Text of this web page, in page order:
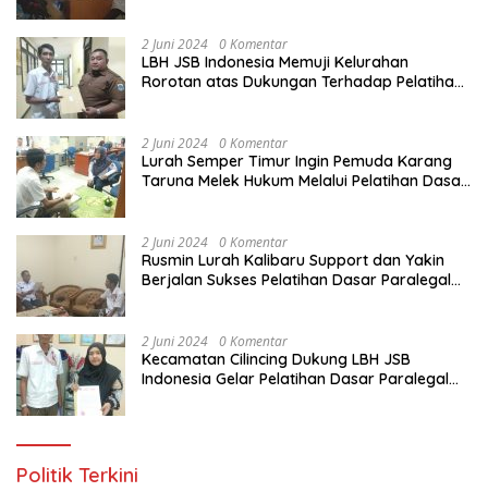
2 Juni 2024 0 Komentar
LBH JSB Indonesia Memuji Kelurahan
Rorotan atas Dukungan Terhadap Pelatihan
2 Juni 2024 0 Komentar
Lurah Semper Timur Ingin Pemuda Karang
Taruna Melek Hukum Melalui Pelatihan Dasar
2 Juni 2024 0 Komentar
Rusmin Lurah Kalibaru Support dan Yakin
Berjalan Sukses Pelatihan Dasar Paralegal
2 Juni 2024 0 Komentar
Kecamatan Cilincing Dukung LBH JSB
Indonesia Gelar Pelatihan Dasar Paralegal
Politik Terkini